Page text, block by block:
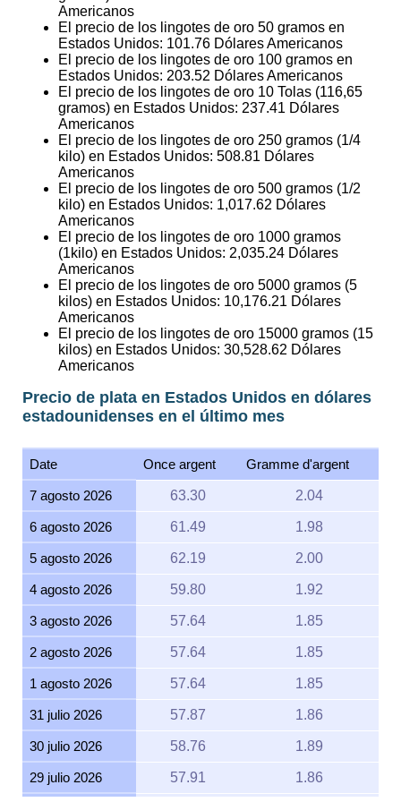
Americanos
El precio de los lingotes de oro 50 gramos en
Estados Unidos: 101.76 Dólares Americanos
El precio de los lingotes de oro 100 gramos en
Estados Unidos: 203.52 Dólares Americanos
El precio de los lingotes de oro 10 Tolas (116,65
gramos) en Estados Unidos: 237.41 Dólares
Americanos
El precio de los lingotes de oro 250 gramos (1/4
kilo) en Estados Unidos: 508.81 Dólares
Americanos
El precio de los lingotes de oro 500 gramos (1/2
kilo) en Estados Unidos: 1,017.62 Dólares
Americanos
El precio de los lingotes de oro 1000 gramos
(1kilo) en Estados Unidos: 2,035.24 Dólares
Americanos
El precio de los lingotes de oro 5000 gramos (5
kilos) en Estados Unidos: 10,176.21 Dólares
Americanos
El precio de los lingotes de oro 15000 gramos (15
kilos) en Estados Unidos: 30,528.62 Dólares
Americanos
Precio de plata en Estados Unidos en dólares
estadounidenses en el último mes
Date Once argent Gramme d'argent
7 agosto 2026 63.30 2.04
6 agosto 2026 61.49 1.98
5 agosto 2026 62.19 2.00
4 agosto 2026 59.80 1.92
3 agosto 2026 57.64 1.85
2 agosto 2026 57.64 1.85
1 agosto 2026 57.64 1.85
31 julio 2026 57.87 1.86
30 julio 2026 58.76 1.89
29 julio 2026 57.91 1.86